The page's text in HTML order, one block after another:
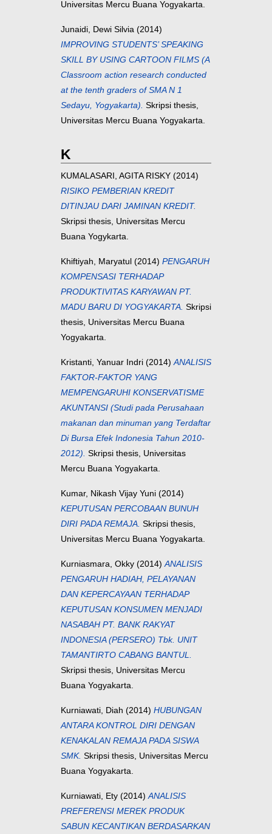
Universitas Mercu Buana Yogyakarta.
Junaidi, Dewi Silvia (2014)
IMPROVING STUDENTS’ SPEAKING
SKILL BY USING CARTOON FILMS (A
Classroom action research conducted
at the tenth graders of SMA N 1
Sedayu, Yogyakarta). Skripsi thesis,
Universitas Mercu Buana Yogyakarta.
K
KUMALASARI, AGITA RISKY (2014)
RISIKO PEMBERIAN KREDIT
DITINJAU DARI JAMINAN KREDIT.
Skripsi thesis, Universitas Mercu
Buana Yogykarta.
Khiftiyah, Maryatul (2014) PENGARUH
KOMPENSASI TERHADAP
PRODUKTIVITAS KARYAWAN PT.
MADU BARU DI YOGYAKARTA. Skripsi
thesis, Universitas Mercu Buana
Yogyakarta.
Kristanti, Yanuar Indri (2014)ANALISIS
FAKTOR-FAKTOR YANG
MEMPENGARUHI KONSERVATISME
AKUNTANSI (Studi pada Perusahaan
makanan dan minuman yang Terdaftar
Di Bursa Efek Indonesia Tahun 2010-
2012). Skripsi thesis, Universitas
Mercu Buana Yogyakarta.
Kumar, Nikash Vijay Yuni (2014)
KEPUTUSAN PERCOBAAN BUNUH
DIRI PADA REMAJA. Skripsi thesis,
Universitas Mercu Buana Yogyakarta.
Kurniasmara, Okky (2014)ANALISIS
PENGARUH HADIAH, PELAYANAN
DAN KEPERCAYAAN TERHADAP
KEPUTUSAN KONSUMEN MENJADI
NASABAH PT. BANK RAKYAT
INDONESIA (PERSERO) Tbk. UNIT
TAMANTIRTO CABANG BANTUL.
Skripsi thesis, Universitas Mercu
Buana Yogyakarta.
Kurniawati, Diah (2014) HUBUNGAN
ANTARA KONTROL DIRI DENGAN
KENAKALAN REMAJA PADA SISWA
SMK. Skripsi thesis, Universitas Mercu
Buana Yogyakarta.
Kurniawati, Ety (2014)ANALISIS
PREFERENSI MEREK PRODUK
SABUN KECANTIKAN BERDASARKAN